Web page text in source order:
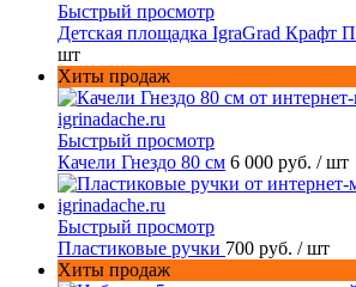
Быстрый просмотр
Детская площадка IgraGrad Крафт
шт
Хиты продаж
Быстрый просмотр
Качели Гнездо 80 см 6 000 руб. / шт
Быстрый просмотр
Пластиковые ручки 700 руб. / шт
Хиты продаж